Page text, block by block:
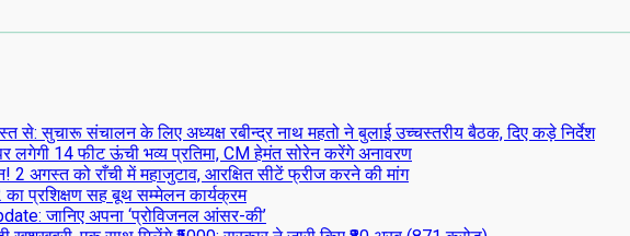
से: सुचारू संचालन के लिए अध्यक्ष रबीन्द्र नाथ महतो ने बुलाई उच्चस्तरीय बैठक, दिए कड़े निर्देश
लगेगी 14 फीट ऊंची भव्य प्रतिमा, CM हेमंत सोरेन करेंगे अनावरण
अगस्त को राँची में महाजुटाव, आरक्षित सीटें फ्रीज करने की मांग
प्रशिक्षण सह बूथ सम्मेलन कार्यक्रम
जानिए अपना ‘प्रोविजनल आंसर-की’